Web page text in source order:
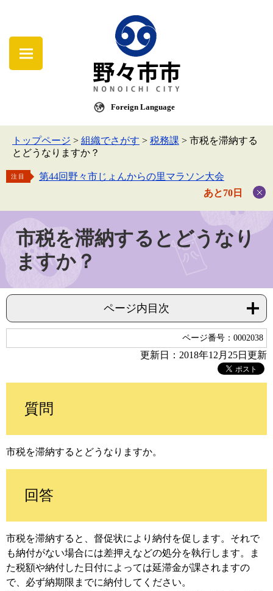
Foreign Language
トップページ > 組織でさがす > 税務課 > 市税を滞納する
とどうなりますか？
注目
第44回野々市じょんからの里マラソン大会
あと70日
市税を滞納するとどうなり
ますか？
ページ内目次
ページ番号：0002038
更新日：2018年12月25日更新
質問
市税を滞納するとどうなりますか。
回答
市税を滞納すると、督促状により納付を促します。それで
も納付がない場合には差押えなどの処分を執行します。ま
た税額や納付した日付によっては延滞金が課されますの
で、必ず納期限までに納付してください。